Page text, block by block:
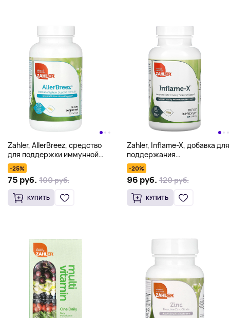
Zahler, AllerBreez, средство
для поддержки иммунной
системы, 90 капсул
-25%
75 руб. 100 руб.
КУПИТЬ
Zahler, Inflame-X, добавка для
поддержания
воспалительной реакции и
уменьшения болевых
ощущений, 120 капсул
-20%
96 руб. 120 руб.
КУПИТЬ